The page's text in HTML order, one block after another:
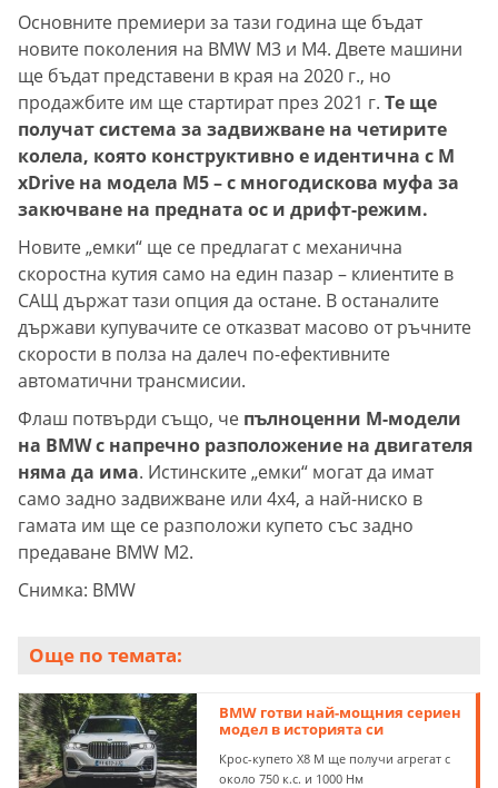
Основните премиери за тази година ще бъдат
новите поколения на BMW M3 и M4. Двете машини
ще бъдат представени в края на 2020 г., но
продажбите им ще стартират през 2021 г. Те ще
получат система за задвижване на четирите
колела, която конструктивно е идентична с M
xDrive на модела M5 – с многодискова муфа за
закючване на предната ос и дрифт-режим.
Новите „емки“ ще се предлагат с механична
скоростна кутия само на един пазар – клиентите в
САЩ държат тази опция да остане. В останалите
държави купувачите се отказват масово от ръчните
скорости в полза на далеч по-ефективните
автоматични трансмисии.
Флаш потвърди също, че пълноценни М-модели
на BMW с напречно разположение на двигателя
няма да има. Истинските „емки“ могат да имат
само задно задвижване или 4х4, а най-ниско в
гамата им ще се разположи купето със задно
предаване BMW M2.
Снимка: BMW
Още по темата:
BMW готви най-мощния сериен
модел в историята си
Крос-купето X8 M ще получи агрегат с
около 750 к.с. и 1000 Нм